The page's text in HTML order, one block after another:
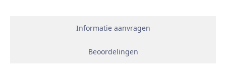
Informatie aanvragen
Beoordelingen